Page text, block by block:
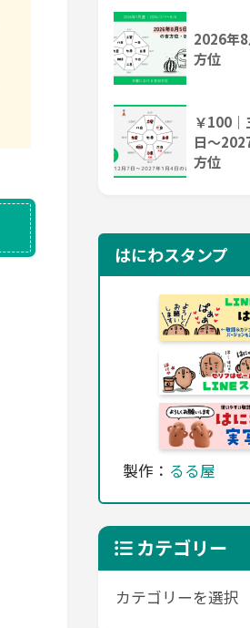
2026年
方位
￥100
日～
方位
はにわスタンプ
製作： るる屋
カテゴリー